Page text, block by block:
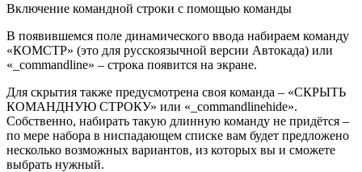
Включение командной строки с помощью команды
В появившемся поле динамического ввода набираем команду
«КОМСТР» (это для русскоязычной версии Автокада) или
«_commandline» – строка появится на экране.
Для скрытия также предусмотрена своя команда – «СКРЫТЬ
КОМАНДНУЮ СТРОКУ» или «_commandlinehide».
Собственно, набирать такую длинную команду не придётся –
по мере набора в ниспадающем списке вам будет предложено
несколько возможных вариантов, из которых вы и сможете
выбрать нужный.